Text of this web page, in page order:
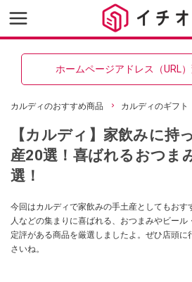
ホームページアドレス（URL
カルディのおすすめ商品 カルディのギフト
【カルディ】家飲みに持
産20選！喜ばれるおつま
選！
今回はカルディで家飲みの手土産としてもおす
人などの集まりに喜ばれる、おつまみやビール
定評がある商品を厳選しましたよ。ぜひ店頭
さいね。